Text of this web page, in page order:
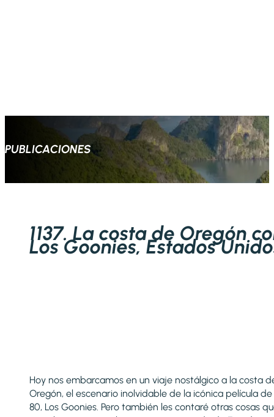
PUBLICACIONES
1137. La costa de Oregón
Los Goonies, Estados
Hoy nos embarcamos en un viaje nostálgico a la costa
Oregón, el escenario inolvidable de la icónica película de
80, Los Goonies. Pero también les contaré otras cosas